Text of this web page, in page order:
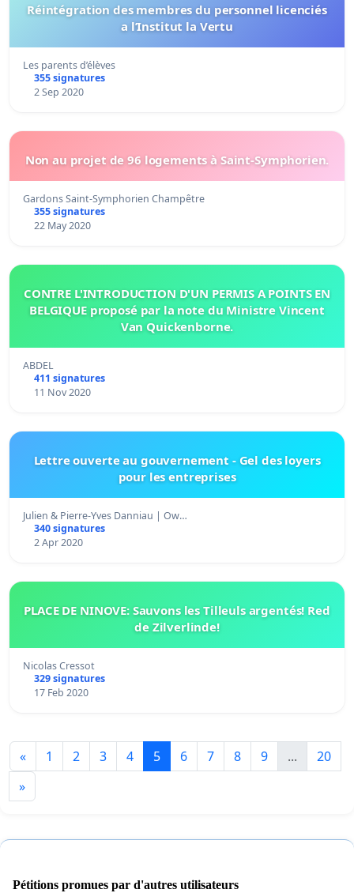
Réintégration des membres du personnel licenciés
a l’Institut la Vertu
Les parents d’élèves
355 signatures
2 Sep 2020
Non au projet de 96 logements à Saint-Symphorien.
Gardons Saint-Symphorien Champêtre
355 signatures
22 May 2020
CONTRE L'INTRODUCTION D'UN PERMIS A POINTS EN
BELGIQUE proposé par la note du Ministre Vincent
Van Quickenborne.
ABDEL
411 signatures
11 Nov 2020
Lettre ouverte au gouvernement - Gel des loyers
pour les entreprises
Julien & Pierre-Yves Danniau | Ow…
340 signatures
2 Apr 2020
PLACE DE NINOVE: Sauvons les Tilleuls argentés! Red
de Zilverlinde!
Nicolas Cressot
329 signatures
17 Feb 2020
« 1 2 3 4 5 6 7 8 9 ...
20
»
Pétitions promues par d'autres utilisateurs